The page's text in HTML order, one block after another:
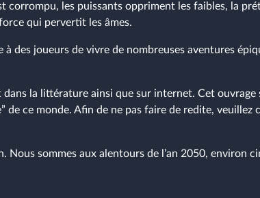
corrompu, les puissants oppriment les faibles, la
qui pervertit les âmes.
à des joueurs de vivre de nombreuses aventures
la littérature ainsi que sur internet. Cet ouvrage
de ce monde. Afin de ne pas faire de redite,
Nous sommes aux alentours de l’an 2050, environ